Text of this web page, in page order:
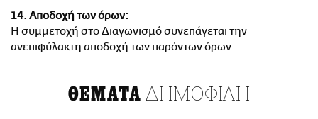
14. Αποδοχή των όρων:
Η συμμετοχή στο Διαγωνισμό συνεπάγεται την
ανεπιφύλακτη αποδοχή των παρόντων όρων.
ΘΕΜΑΤΑ ΔΗΜΟΦΙΛΗ